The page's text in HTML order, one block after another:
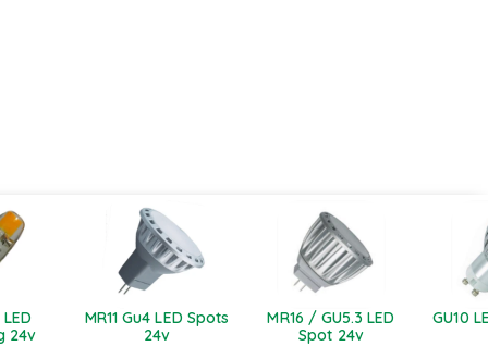
24v
MR11 Gu4 LED Spots
24v
MR16 / GU5.3 LED
Spot 24v
GU10